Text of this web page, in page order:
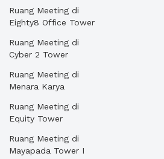
Ruang Meeting di
Eighty8 Office Tower
Ruang Meeting di
Cyber 2 Tower
Ruang Meeting di
Menara Karya
Ruang Meeting di
Equity Tower
Ruang Meeting di
Mayapada Tower I